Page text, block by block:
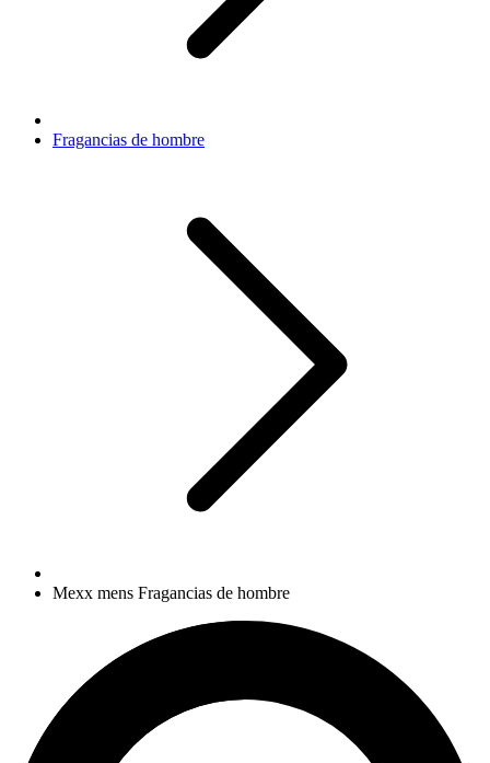
Fragancias de hombre
Mexx mens Fragancias de hombre